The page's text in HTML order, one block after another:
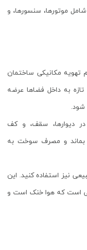
موتورها، سنسورها، و
مکانیکی ساختمان
به داخل فضاها عرضه
شود.
دیوارها، سقف، و کف
بماند و مصرف سوخت به
نیز استفاده کنید. این
است که هوا خنک است و